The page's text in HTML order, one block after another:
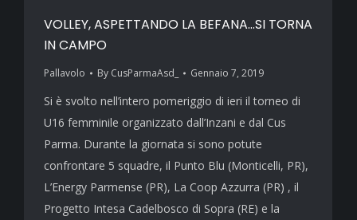
VOLLEY, ASPETTANDO LA BEFANA…SI TORNA
IN CAMPO
Pallavolo By CusParmaAsd_ Gennaio 7, 2019
Si è svolto nell’intero pomeriggio di ieri il torneo di
U16 femminile organizzato dall’Inzani e dal Cus
Parma. Durante la giornata si sono potute
confrontare 5 squadre, il Punto Blu (Monticelli, PR),
L’Energy Parmense (PR), La Coop Azzurra (PR) , il
Progetto Intesa Cadelbosco di Sopra (RE) e la